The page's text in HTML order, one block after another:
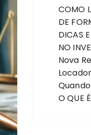
COMO
DE
DICAS
NO
Nova
O QUE